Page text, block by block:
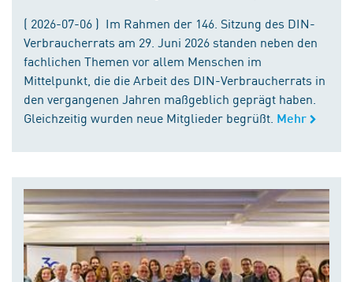
( 2026-07-06 ) Im Rahmen der 146. Sitzung des DIN-
Verbraucherrats am 29. Juni 2026 standen neben den
fachlichen Themen vor allem Menschen im
Mittelpunkt, die die Arbeit des DIN-Verbraucherrats in
den vergangenen Jahren maßgeblich geprägt haben.
Gleichzeitig wurden neue Mitglieder begrüßt. Mehr